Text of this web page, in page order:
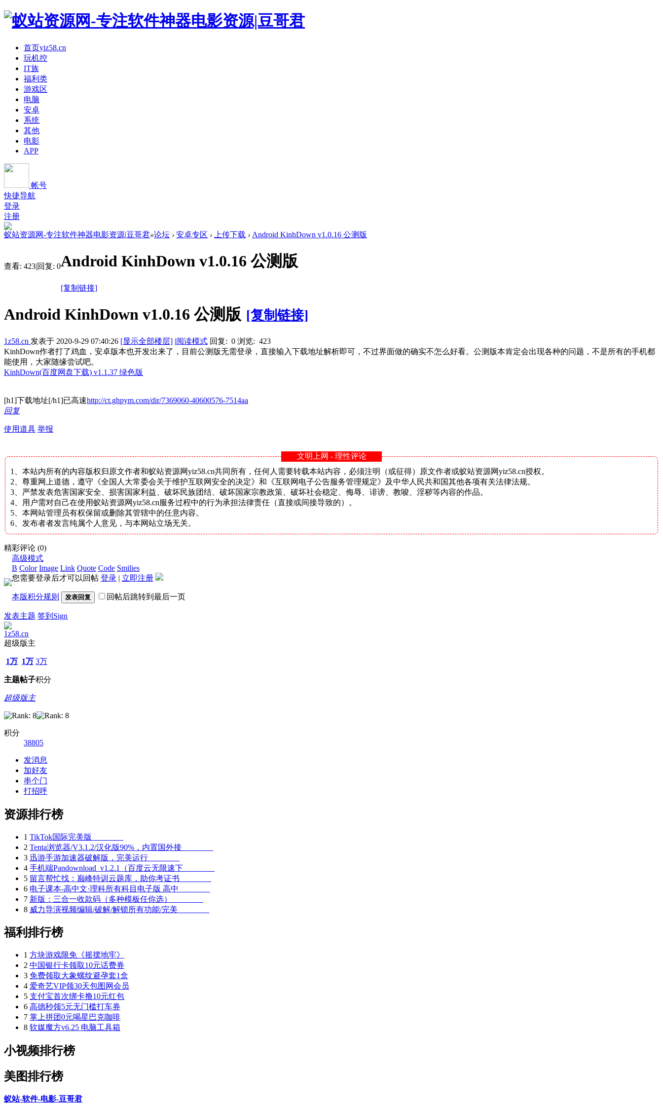
首页yiz58.cn
玩机控
IT族
福利类
游戏区
电脑
安卓
系统
其他
电影
APP
帐号
快捷导航
登录
注册
蚁站资源网-专注软件神器电影资源|豆哥君»论坛 › 安卓专区 › 上传下载 › Android KinhDown v1.0.16 公测版
查看: 423|回复: 0Android KinhDown v1.0.16 公测版
[复制链接]
Android KinhDown v1.0.16 公测版 [复制链接]
1z58.cn 发表于 2020-9-29 07:40:26 [显示全部楼层] |阅读模式 回复: 0 浏览: 423
KinhDown作者打了鸡血，安卓版本也开发出来了，目前公测版无需登录，直接输入下载地址解析即可，不过界面做的确实不怎么好看。公测版本肯定会出现各种的问题，不是所有的手机都
能使用，大家随缘尝试吧。
KinhDown(百度网盘下载) v1.1.37 绿色版
[h1]下载地址[/h1]已高速http://ct.ghpym.com/dir/7369060-40600576-7514aa
回复
使用道具 举报
文明上网 - 理性评论
1、本站内所有的内容版权归原文作者和蚁站资源网yiz58.cn共同所有，任何人需要转载本站内容，必须注明（或征得）原文作者或蚁站资源网yiz58.cn授权。
2、尊重网上道德，遵守《全国人大常委会关于维护互联网安全的决定》和《互联网电子公告服务管理规定》及中华人民共和国其他各项有关法律法规。
3、严禁发表危害国家安全、损害国家利益、破坏民族团结、破坏国家宗教政策、破坏社会稳定、侮辱、诽谤、教唆、淫秽等内容的作品。
4、用户需对自己在使用蚁站资源网yiz58.cn服务过程中的行为承担法律责任（直接或间接导致的）。
5、本网站管理员有权保留或删除其管辖中的任意内容。
6、发布者者发言纯属个人意见，与本网站立场无关。
精彩评论 (0)
高级模式
B Color Image Link Quote Code Smilies
您需要登录后才可以回帖 登录 | 立即注册
本版积分规则 发表回复 回帖后跳转到最后一页
发表主题 签到Sign
1z58.cn
超级版主
1万
主题
1万
帖子
3万
积分
超级版主
积分
38805
发消息
加好友
串个门
打招呼
资源排行榜
1 TikTok国际完美版
2 Tenta浏览器/V3.1.2/汉化版90%，内置国外接
3 迅游手游加速器破解版，完美运行
4 手机端Pandownload_v1.2.1（百度云无限速下
5 留言帮忙找：巅峰特训云题库，助你考证书
6 电子课本-高中文·理科所有科目电子版 高中
7 新版：三合一收款码（多种模板任你选）
8 威力导演视频编辑/破解/解锁所有功能/完美
福利排行榜
1 方块游戏限免《摇摆地牢》
2 中国银行卡领取10元话费券
3 免费领取大象螺纹避孕套1盒
4 爱奇艺VIP领30天包图网会员
5 支付宝首次绑卡撸10元红包
6 高德秒领5元无门槛打车券
7 掌上拼团0元喝星巴克咖啡
8 软媒魔方v6.25 电脑工具箱
小视频排行榜
美图排行榜
蚁站-软件-电影-豆哥君